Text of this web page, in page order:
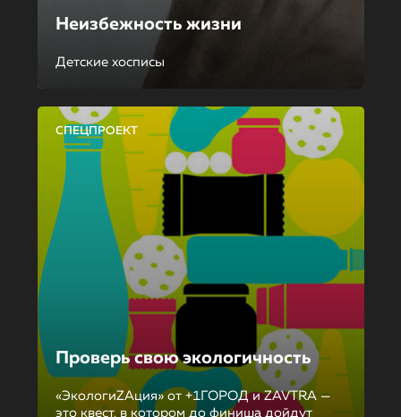
Неизбежность жизни
Детские хосписы
СПЕЦПРОЕКТ
Проверь свою экологичность
«ЭкологиZAция» от +1ГОРОД и ZAVTRA —
это квест, в котором до финиша дойдут